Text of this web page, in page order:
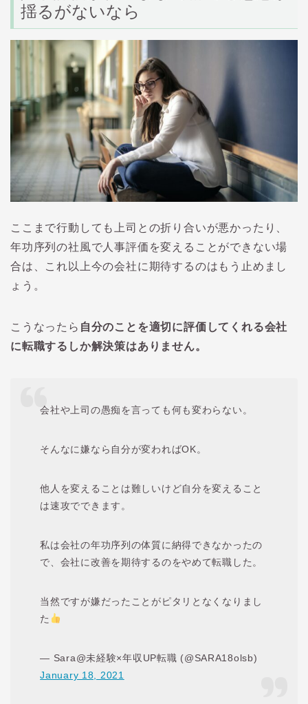
揺るがないなら
ここまで行動しても上司との折り合いが悪かったり、
年功序列の社風で人事評価を変えることができない場
合は、これ以上今の会社に期待するのはもう止めまし
ょう。
こうなったら 自分のことを適切に評価してくれる会社
に転職するしか解決策はありません。
会社や上司の愚痴を言っても何も変わらない。
そんなに嫌なら自分が変わればOK。
他人を変えることは難しいけど自分を変えること
は速攻でできます。
私は会社の年功序列の体質に納得できなかったの
で、会社に改善を期待するのをやめて転職した。
当然ですが嫌だったことがピタリとなくなりまし
た
— Sara@未経験×年収UP転職 (@SARA18olsb)
January 18, 2021